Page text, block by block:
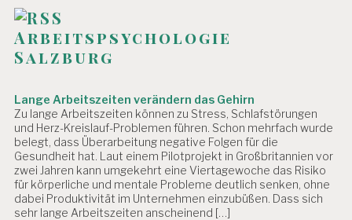
M
A
N
E
R
S
T
R
E
S
S
Arbeitspsychologie
Salzburg
Lange Arbeitszeiten verändern das Gehirn
Zu lange Arbeitszeiten können zu Stress, Schlafstörungen
und Herz-Kreislauf-Problemen führen. Schon mehrfach wurde
belegt, dass Überarbeitung negative Folgen für die
Gesundheit hat. Laut einem Pilotprojekt in Großbritannien vor
zwei Jahren kann umgekehrt eine Viertagewoche das Risiko
für körperliche und mentale Probleme deutlich senken, ohne
dabei Produktivität im Unternehmen einzubüßen. Dass sich
sehr lange Arbeitszeiten anscheinend […]